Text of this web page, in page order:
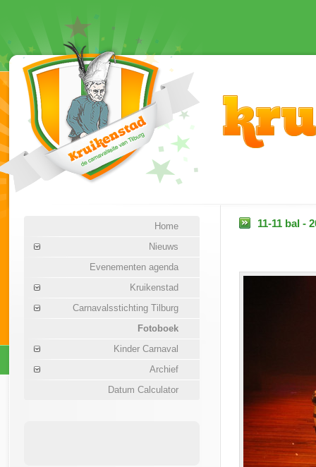
Home
Nieuws
Evenementen agenda
Kruikenstad
Carnavalsstichting Tilburg
Fotoboek
Kinder Carnaval
Archief
Datum Calculator
11-11 bal -